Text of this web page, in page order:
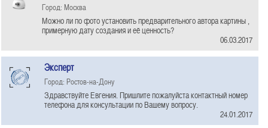
Город: Москва
Можно ли по фото установить предварительного автора картины ,
примерную дату создания и её ценность?
06.03.2017
Эксперт
Город: Ростов-на-Дону
Здравствуйте Евгения. Пришлите пожалуйста контактный номер
телефона для консультации по Вашему вопросу.
24.01.2017